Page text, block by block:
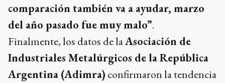
comparación también va a ayudar, marzo
del año pasado fue muy malo”.
Finalmente, los datos de laAsociación de
Industriales Metalúrgicos de la República
Argentina (Adimra) confirmaron la tendencia